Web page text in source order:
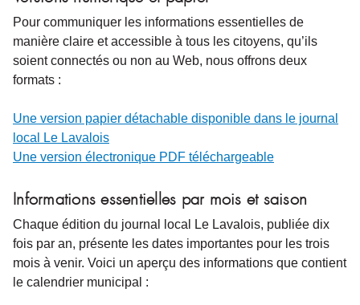
Pour communiquer les informations essentielles de
manière claire et accessible à tous les citoyens, qu’ils
soient connectés ou non au Web, nous offrons deux
formats :
Une version papier détachable disponible dans le journal
local Le Lavalois
Une version électronique PDF téléchargeable
Informations essentielles par mois et saison
Chaque édition du journal local Le Lavalois, publiée dix
fois par an, présente les dates importantes pour les trois
mois à venir. Voici un aperçu des informations que contient
le calendrier municipal :